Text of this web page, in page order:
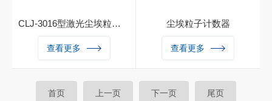
门。
存、打印采样结果，测试洁净
电子、光学、化学、食品、化
妆品、医药卫生、生物制品、
机功能采用美国微电脑控制处
术及进口气泵，具有功能多、
测量精度高、速度快、便于携
次采样可同时测得多种粒径的
CLJ-3016型激光尘埃粒子计数器
激光尘埃粒子计数器采用彩色
液晶触摸屏显示,激光尘埃粒
手持式尘埃粒子计数器，便携
查看更多
尘埃粒子计数器
查看更多
首页 上一页 下一页 尾页